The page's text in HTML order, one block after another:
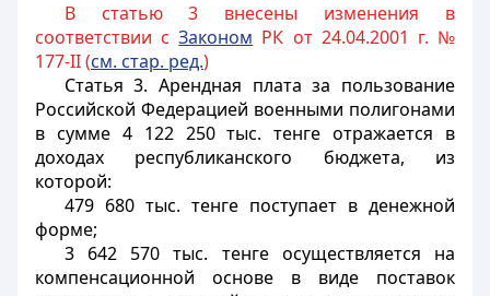
В статью 3 внесены изменения в
соответствии сЗаконом РК от 24.04.2001 г. №
177-II (см. стар. ред.)
Статья 3. Арендная плата за пользование
Российской Федерацией военными полигонами
в сумме 4 122 250 тыс. тенге отражается в
доходах республиканского бюджета, из
которой:
479 680 тыс. тенге поступает в денежной
форме;
3 642 570 тыс. тенге осуществляется на
компенсационной основе в виде поставок